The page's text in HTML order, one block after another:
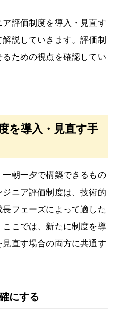
評価制度を導入・見直す
説していきます。評価制
ための視点を確認してい
を導入・見直す手
朝一夕で構築できるもの
ニア評価制度は、技術的
フェーズによって適した
こでは、新たに制度を導
直す場合の両方に共通す
にする